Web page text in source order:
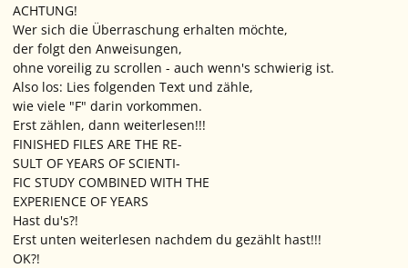
ACHTUNG!
Wer sich die Überraschung erhalten möchte,
der folgt den Anweisungen,
ohne voreilig zu scrollen - auch wenn's schwierig ist.
Also los: Lies folgenden Text und zähle,
wie viele "F" darin vorkommen.
Erst zählen, dann weiterlesen!!!
FINISHED FILES ARE THE RE-
SULT OF YEARS OF SCIENTI-
FIC STUDY COMBINED WITH THE
EXPERIENCE OF YEARS
Hast du's?!
Erst unten weiterlesen nachdem du gezählt hast!!!
OK?!